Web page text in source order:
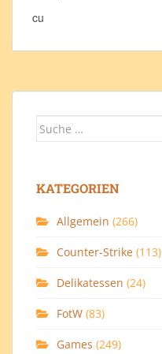
cu
Suche
KATEGORIEN
Allgemein (266)
Counter-Strike (113)
Delikatessen (24)
FotW (83)
Games (249)